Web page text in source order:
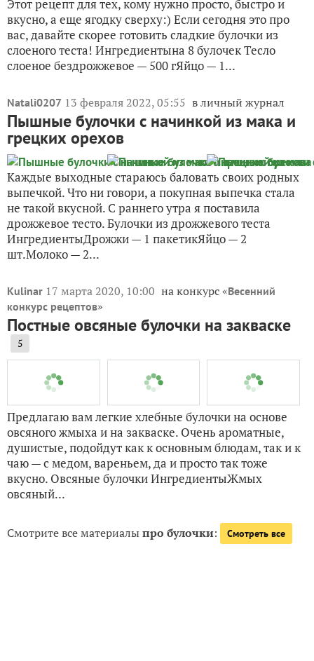
Каждые выходные стараюсь баловать своих родных
выпечкой. Что ни говори, а покупная выпечка стала
не такой вкусной. С раннего утра я поставила
дрожжевое тесто. Булочки из дрожжевого теста
ИнгредиентыДрожжи — 1 пакетикЯйцо — 2
Kulinar 17 марта 2020, 10:00 на конкурс «Весенний
конкурс рецептов»
Постные овсяные булочки на закваске
5
Предлагаю вам легкие хлебные булочки на основе
душистые, подойдут как к основным блюдам, так и к
чаю — с медом, вареньем, да и просто так тоже
вкусно. Овсяные булочки ИнгредиентыЖмых
овсяный...
Смотрите все материалы про булочки Смотреть все
Все товары Все статьи Все тэги